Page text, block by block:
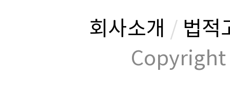
회사소개 / 법적
Copyright